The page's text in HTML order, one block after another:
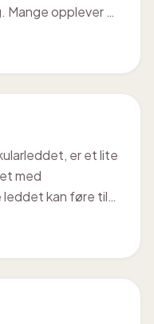
Mange opplever at
Cor Optima i
å forstå og
at du kan
med større
er et lite
med
kan føre til
en AC-
løft, kasting og